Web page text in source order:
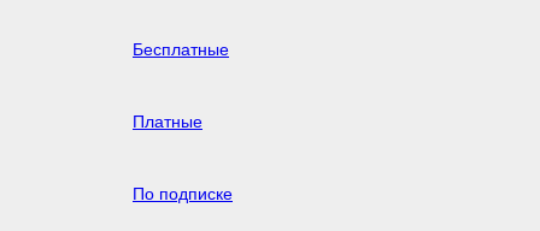
Бесплатные
Платные
По подписке